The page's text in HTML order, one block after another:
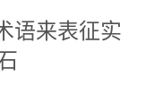
语来表征实